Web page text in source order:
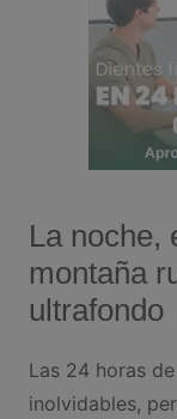
La noche,
montaña
ultrafondo
Las 24 horas
inolvidables,